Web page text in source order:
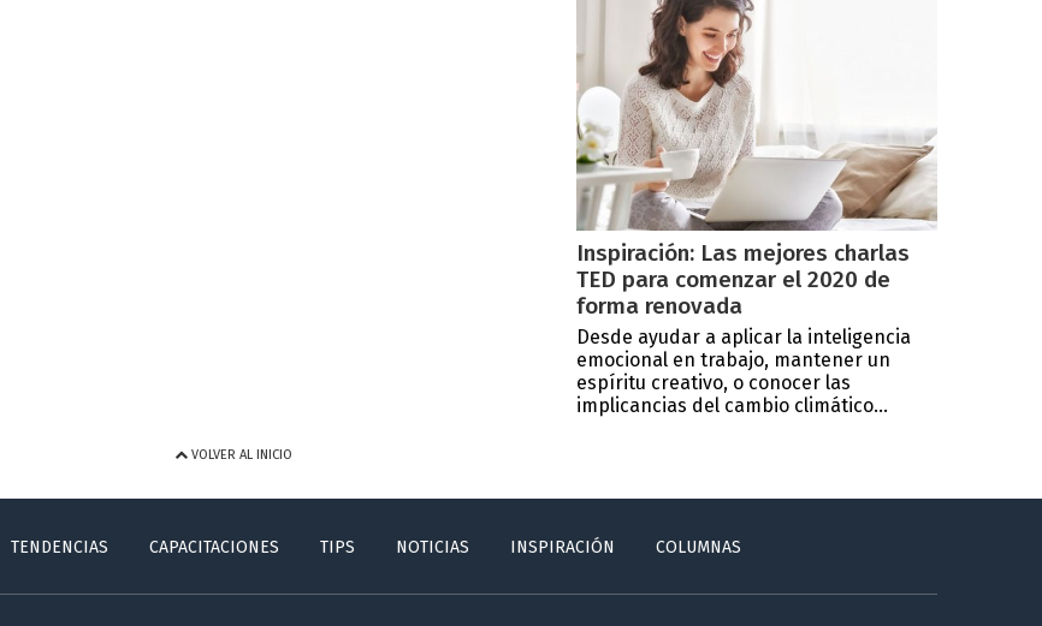
Inspiración: Las mejores charlas
TED para comenzar el 2020 de
forma renovada
Desde ayudar a aplicar la inteligencia
emocional en trabajo, mantener un
espíritu creativo, o conocer las
implicancias del cambio climático...
VOLVER AL INICIO
TENDENCIAS CAPACITACIONES TIPS NOTICIAS INSPIRACIÓN COLUMNAS